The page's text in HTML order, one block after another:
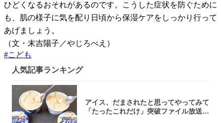
ひどくなるおそれがあるのです。こうした症状を防ぐために
も、肌の様子に気を配り日頃から保湿ケアをしっかり行って
あげましょう。
（文・末吉陽子／やじろべえ）
#こども
人気記事ランキング
アイス、だまされたと思ってやってみて
「たったこれだけ」突破ファイル放送で